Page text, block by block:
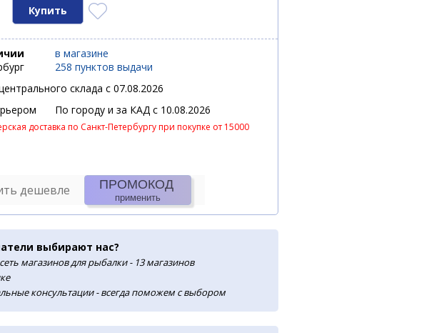
в магазине
258 пунктов выдачи
склада с 07.08.2026
По городу и за КАД c 10.08.2026
доставка по Санкт-Петербургу при покупке от 15000
дешевле ПРОМОКОД
применить
выбирают нас?
магазинов для рыбалки - 13 магазинов
консультации - всегда поможем с выбором